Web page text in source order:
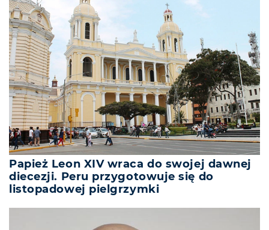
Papież Leon XIV wraca do swojej dawnej
diecezji. Peru przygotowuje się do
listopadowej pielgrzymki